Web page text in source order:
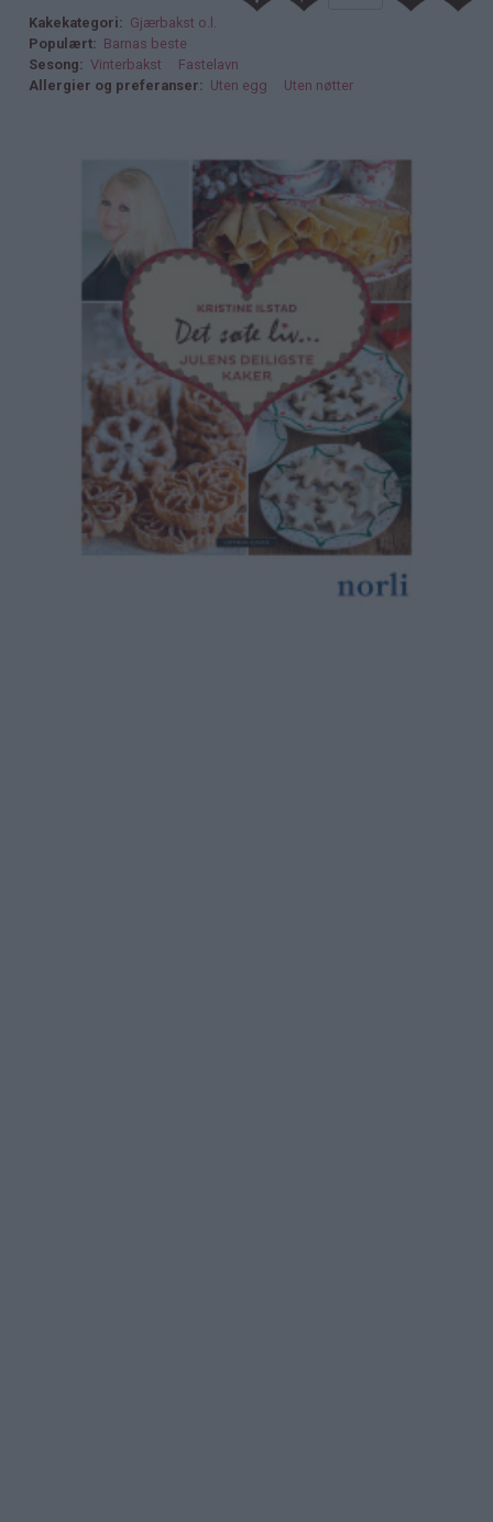
Kakekategori
Gjærbakst o.l.
Populært
Barnas beste
Sesong
Vinterbakst
Fastelavn
Allergier og preferanser
Uten egg Uten nøtter